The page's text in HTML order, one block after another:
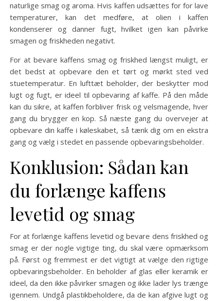
naturlige smag og aroma. Hvis kaffen udsættes for for lave
temperaturer, kan det medføre, at olien i kaffen
kondenserer og danner fugt, hvilket igen kan påvirke
smagen og friskheden negativt.
For at bevare kaffens smag og friskhed længst muligt, er
det bedst at opbevare den et tørt og mørkt sted ved
stuetemperatur. En lufttæt beholder, der beskytter mod
lugt og fugt, er ideel til opbevaring af kaffe. På den måde
kan du sikre, at kaffen forbliver frisk og velsmagende, hver
gang du brygger en kop. Så næste gang du overvejer at
opbevare din kaffe i køleskabet, så tænk dig om en ekstra
gang og vælg i stedet en passende opbevaringsbeholder.
Konklusion: Sådan kan
du forlænge kaffens
levetid og smag
For at forlænge kaffens levetid og bevare dens friskhed og
smag er der nogle vigtige ting, du skal være opmærksom
på. Først og fremmest er det vigtigt at vælge den rigtige
opbevaringsbeholder. En beholder af glas eller keramik er
ideel, da den ikke påvirker smagen og ikke lader lys trænge
igennem. Undgå plastikbeholdere, da de kan afgive lugt og